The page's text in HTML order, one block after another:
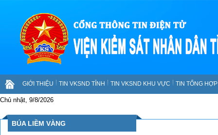
GIỚI THIỆU TIN VKSND TỈNH TIN VKSND KHU VỰC TIN TỔNG
Chủ nhật, 9/8/2026
BÚA LIỀM VÀNG